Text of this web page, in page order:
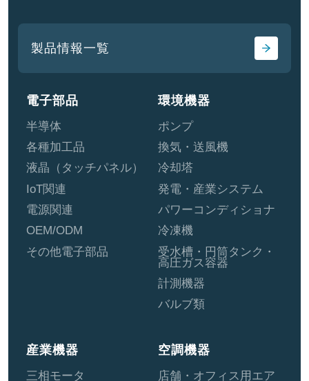
製品情報一覧
電子部品
半導体
各種加工品
液晶（タッチパネル）
IoT関連
電源関連
OEM/ODM
その他電子部品
環境機器
ポンプ
換気・送風機
冷却塔
発電・産業システム
パワーコンディショナ
冷凍機
受水槽・円筒タンク・
高圧ガス容器
計測機器
バルブ類
産業機器
三相モータ
空調機器
店舗・オフィス用エア